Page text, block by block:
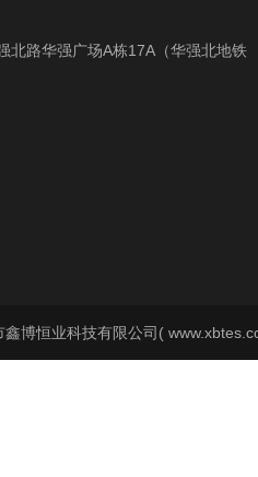
北路华强广场A栋17A（华强北地铁
鑫博恒业科技有限公司(